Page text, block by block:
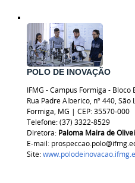
POLO DE INOVAÇÃO
IFMG - Campus Formiga - Bloco
Rua Padre Alberico, nº 440, São
Formiga, MG | CEP: 35570-000
Telefone: (37) 3322-8529
Diretora: Paloma Maira de
E-mail:
Site: